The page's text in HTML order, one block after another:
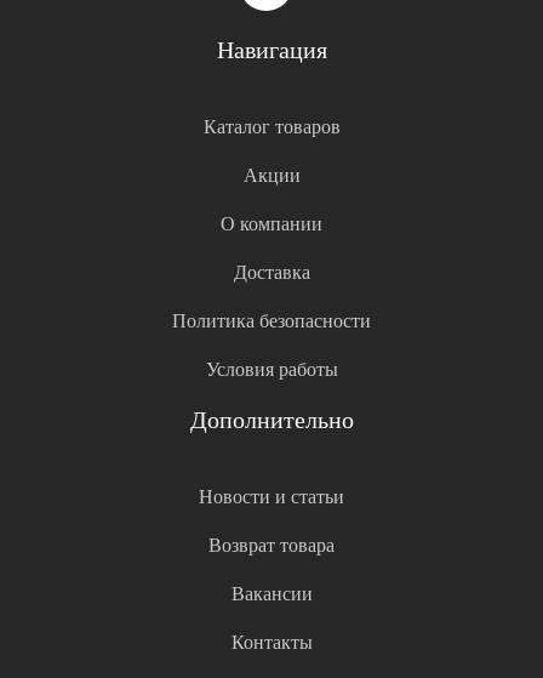
Навигация
Каталог товаров
Акции
О компании
Доставка
Политика безопасности
Условия работы
Дополнительно
Новости и статьи
Возврат товара
Вакансии
Контакты